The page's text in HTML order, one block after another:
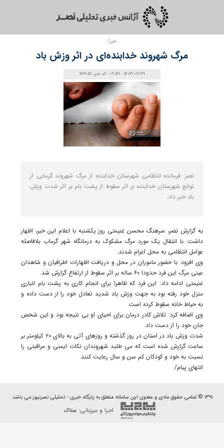
خبر/
مرگ شهروند خدابنده‌ای در اثر وزش باد
1403/07/29 - 09:59 - کد خبر: 123051
نصر: فرمانده انتظامی شهرستان خدابنده از مرگ شهروند گرمابی از
توابع شهرستان خدابنده بر اثر سقوط از پشت بام بر اثر شدت وزش
باد خبر داد.
به گزارش نصر، سرهنگ محسن غنیمتی روز یکشنبه با اعلام این خبر، اظهار
داشت: با انتقال یک مورد مرگ مشکوک به درمانگاه شهر گرماب بلافاصله
عوامل انتظامی به محل اعزام شدند.
وی افزود: با حضور ماموران در محل و دریافت اظهارات اطرافیان و شاهدان
عینی مرگ این فرد حدودا ۶۰ ساله بر اثر سقوط از ارتفاع گزارش شد.
غنیمتی ادامه داد: این فرد که ظاهرا برای انجام کاری به پشت بام انباری
منزل خود رفته بود به جهت وزش باد شدید تعادل خود را از دست داده و
به حیاط خانه سقوط کرده است.
وی اضافه کرد: تلاش کادر درمان برای احیای او بی نتیجه بود و این شخص
جان خود را از دست داد.
شدت وزش باد در استان در روز گذشته و روزهای آتی به بالای ۲۰ کیلومتر بر
ساعت گزارش شده است که می طلبد شهروندان نکات ایمنی و مراقبتی را
نسبت به خود و کودکان کم سن و سال رعایت کنند.
انتهای پیام/
۱۳۹۱ © تمامی حقوق مادی و معنوی این سامانه متعلق به پایگاه خبری - تحلیلی نصرنیوز می باشد.
اجرا و میزبانی:ستاک